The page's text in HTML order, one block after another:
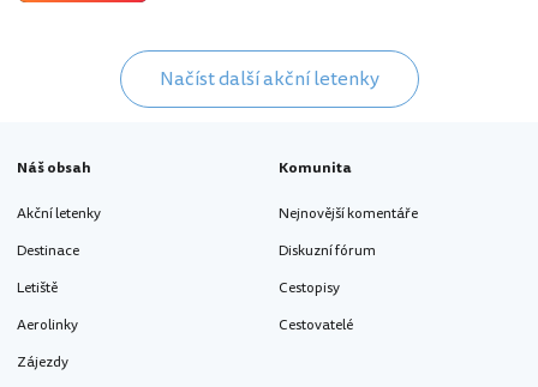
Načíst další akční letenky
Náš obsah
Akční letenky
Destinace
Letiště
Aerolinky
Zájezdy
Komunita
Nejnovější komentáře
Diskuzní fórum
Cestopisy
Cestovatelé